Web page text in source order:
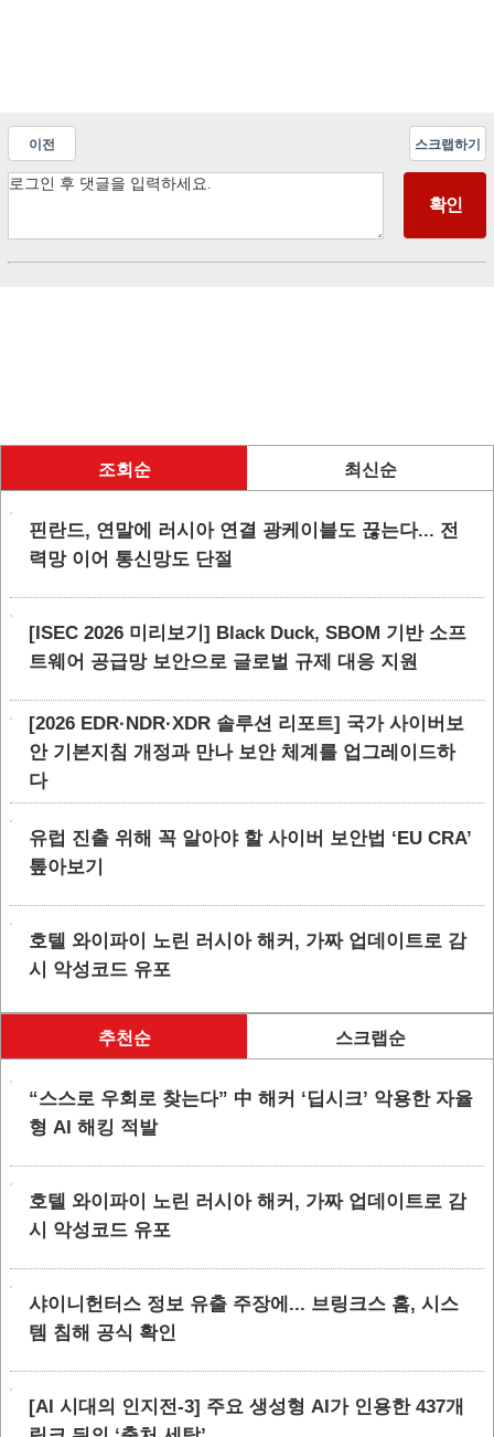
이전 스크랩하기
조회순 최신순
핀란드, 연말에 러시아 연결 광케이블도 끊는다... 전
력망 이어 통신망도 단절
[ISEC 2026 미리보기] Black Duck, SBOM 기반 소프
트웨어 공급망 보안으로 글로벌 규제 대응 지원
[2026 EDR·NDR·XDR 솔루션 리포트] 국가 사이버보
안 기본지침 개정과 만나 보안 체계를 업그레이드하
다
유럽 진출 위해 꼭 알아야 할 사이버 보안법 ‘EU CRA’
톺아보기
호텔 와이파이 노린 러시아 해커, 가짜 업데이트로 감
시 악성코드 유포
추천순 스크랩순
“스스로 우회로 찾는다” 中 해커 ‘딥시크’ 악용한 자율
형 AI 해킹 적발
호텔 와이파이 노린 러시아 해커, 가짜 업데이트로 감
시 악성코드 유포
샤이니헌터스 정보 유출 주장에... 브링크스 홈, 시스
템 침해 공식 확인
[AI 시대의 인지전-3] 주요 생성형 AI가 인용한 437개